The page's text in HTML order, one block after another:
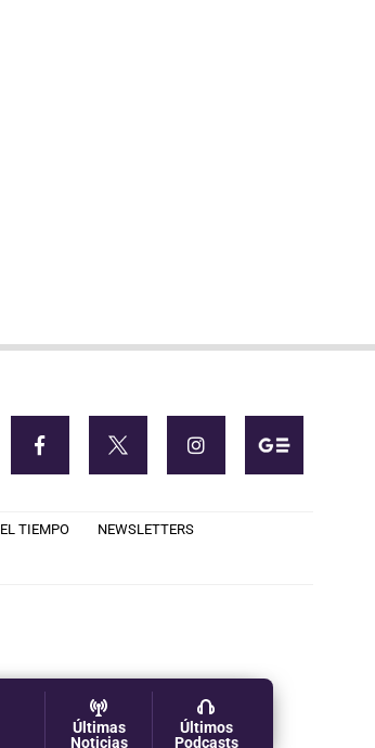
Últimas
Noticias
Últimos
Podcasts
EL TIEMPO NEWSLETTERS